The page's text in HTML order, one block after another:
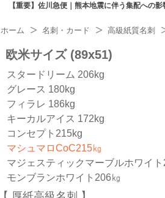
【重要】佐川急便｜熊本地震に伴う集配への
ホーム 名刺・カード 高級紙質名刺
欧米サイズ (89x51)
スタードリーム 206kg
グレース 180kg
フィラレ 186kg
キーカルアイス 172kg
コンセプト215kg
マシュマロCoC215㎏
マジェスティックマーブルホワイ
モンブランホワイト206㎏